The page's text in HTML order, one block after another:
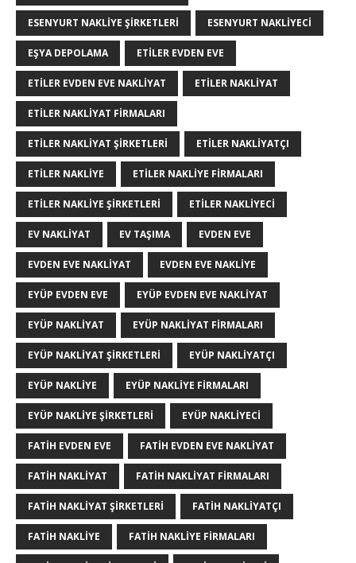
ESENYURT NAKLIYE ŞIRKETLERI ESENYURT NAKLIYECI
EŞYA DEPOLAMA ETILER EVDEN EVE
ETILER EVDEN EVE NAKLIYAT ETILER NAKLIYAT
ETILER NAKLIYAT FIRMALARI
ETILER NAKLIYAT ŞIRKETLERI ETILER NAKLIYATÇI
ETILER NAKLIYE ETILER NAKLIYE FIRMALARI
ETILER NAKLIYE ŞIRKETLERI ETILER NAKLIYECI
EV NAKLIYAT EV TAŞIMA EVDEN EVE
EVDEN EVE NAKLIYAT EVDEN EVE NAKLIYE
EYÜP EVDEN EVE EYÜP EVDEN EVE NAKLIYAT
EYÜP NAKLIYAT EYÜP NAKLIYAT FIRMALARI
EYÜP NAKLIYAT ŞIRKETLERI EYÜP NAKLIYATÇI
EYÜP NAKLIYE EYÜP NAKLIYE FIRMALARI
EYÜP NAKLIYE ŞIRKETLERI EYÜP NAKLIYECI
FATIH EVDEN EVE FATIH EVDEN EVE NAKLIYAT
FATIH NAKLIYAT FATIH NAKLIYAT FIRMALARI
FATIH NAKLIYAT ŞIRKETLERI FATIH NAKLIYATÇI
FATIH NAKLIYE FATIH NAKLIYE FIRMALARI